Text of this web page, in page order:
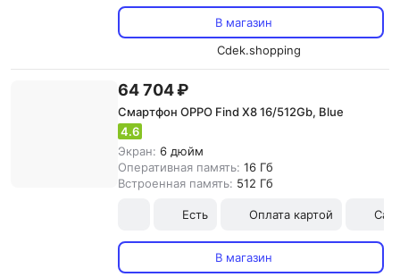
В магазин
Cdek.shopping
64 704 ₽
Смартфон OPPO Find X8 16/512Gb, Blue
4.6
Экран: 6 дюйм
Оперативная память: 16 Гб
Встроенная память: 512 Гб
Есть Оплата картой
В магазин